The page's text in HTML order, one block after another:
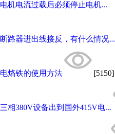
电机电流过载后必须停止电机...
断路器进出线接反，有什么情况...
电烙铁的使用方法 [5150]
三相380V设备出到国外415V电...